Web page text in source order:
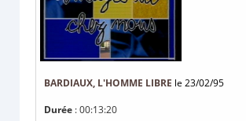
BARDIAUX, L'HOMME LIBRE le 23/02/95
Durée : 00:13:20